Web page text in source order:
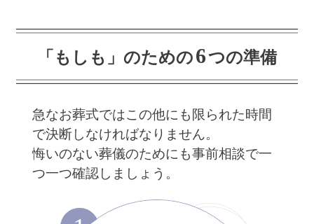
「もしも」のための6つの準備
急なお葬式ではこの他にも限られた時間
で決断しなければなりません。
悔いのない葬儀のためにも事前相談で一
つ一つ確認しましょう。